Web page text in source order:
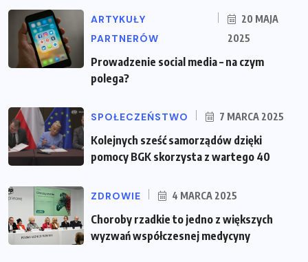
ARTYKUŁY
PARTNERÓW
20 MAJA
2025
Prowadzenie social media – na czym
polega?
SPOŁECZEŃSTWO 7 MARCA 2025
Kolejnych sześć samorządów dzięki
pomocy BGK skorzysta z wartego 40
ZDROWIE 4 MARCA 2025
Choroby rzadkie to jedno z większych
wyzwań współczesnej medycyny